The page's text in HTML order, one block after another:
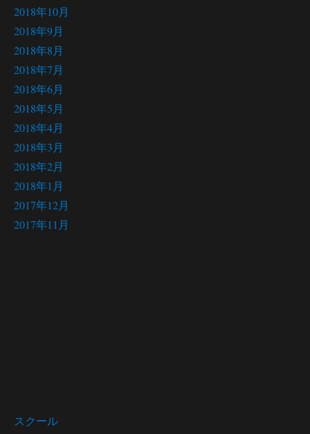
2018年10月
2018年9月
2018年8月
2018年7月
2018年6月
2018年5月
2018年4月
2018年3月
2018年2月
2018年1月
2017年12月
2017年11月
スクール